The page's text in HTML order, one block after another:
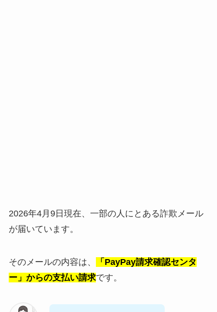
2026年4月9日現在、一部の人にとある詐欺メール
が届いています。
そのメールの内容は、
「PayPay請求確認センタ
ー」からの支払い請求です。